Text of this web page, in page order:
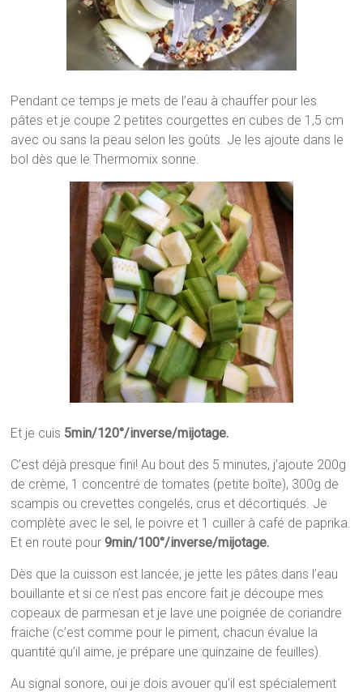
Pendant ce temps je mets de l’eau à chauffer pour les
pâtes et je coupe 2 petites courgettes en cubes de 1,5 cm
avec ou sans la peau selon les goûts. Je les ajoute dans le
bol dès que le Thermomix sonne.
Et je cuis 5min/120°/inverse/mijotage.
C’est déjà presque fini! Au bout des 5 minutes, j’ajoute 200g
de crème, 1 concentré de tomates (petite boîte), 300g de
scampis ou crevettes congelés, crus et décortiqués. Je
complète avec le sel, le poivre et 1 cuiller à café de paprika.
Et en route pour9min/100°/inverse/mijotage.
Dès que la cuisson est lancée, je jette les pâtes dans l’eau
bouillante et si ce n’est pas encore fait je découpe mes
copeaux de parmesan et je lave une poignée de coriandre
fraiche (c’est comme pour le piment, chacun évalue la
quantité qu’il aime, je prépare une quinzaine de feuilles).
Au signal sonore, oui je dois avouer qu’il est spécialement